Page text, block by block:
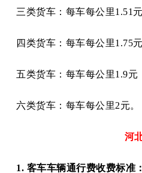
三类货车：每车每公里1.51元
四类货车：每车每公里1.75元
五类货车：每车每公里1.9元
六类货车：每车每公里2元。
河
1. 客车车辆通行费收费标准：